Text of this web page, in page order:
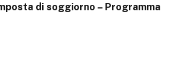
di soggiorno – Programma